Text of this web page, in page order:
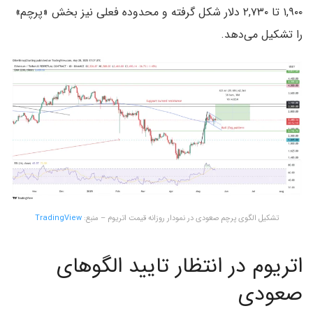
۱,۹۰۰ تا ۲,۷۳۰ دلار شکل گرفته و محدوده فعلی نیز بخش «پرچم»
را تشکیل می‌دهد.
تشکیل الگوی پرچم صعودی در نمودار روزانه قیمت اتریوم – منبع:TradingView
اتریوم در انتظار تایید الگوهای
صعودی